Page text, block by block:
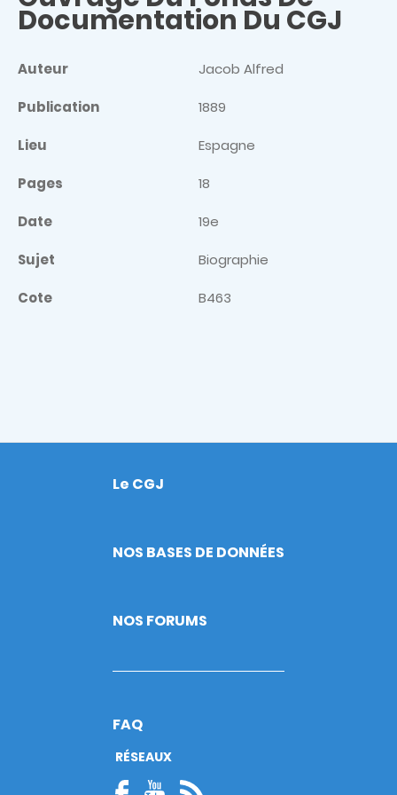
Documentation Du CGJ
Auteur Jacob Alfred
Publication 1889
Lieu Espagne
Pages 18
Date 19e
Sujet Biographie
Cote B463
Footer
Le CGJ
NOS BASES DE DONNÉES
NOS FORUMS
FAQ
RÉSEAUX